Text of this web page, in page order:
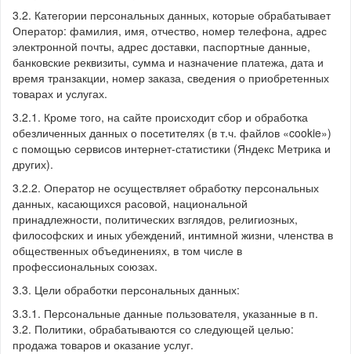
3.2. Категории персональных данных, которые обрабатывает
Оператор: фамилия, имя, отчество, номер телефона, адрес
электронной почты, адрес доставки, паспортные данные,
банковские реквизиты, сумма и назначение платежа, дата и
время транзакции, номер заказа, сведения о приобретенных
товарах и услугах.
3.2.1. Кроме того, на сайте происходит сбор и обработка
обезличенных данных о посетителях (в т.ч. файлов «cookie»)
с помощью сервисов интернет-статистики (Яндекс Метрика и
других).
3.2.2. Оператор не осуществляет обработку персональных
данных, касающихся расовой, национальной
принадлежности, политических взглядов, религиозных,
философских и иных убеждений, интимной жизни, членства в
общественных объединениях, в том числе в
профессиональных союзах.
3.3. Цели обработки персональных данных:
3.3.1. Персональные данные пользователя, указанные в п.
3.2. Политики, обрабатываются со следующей целью:
продажа товаров и оказание услуг.